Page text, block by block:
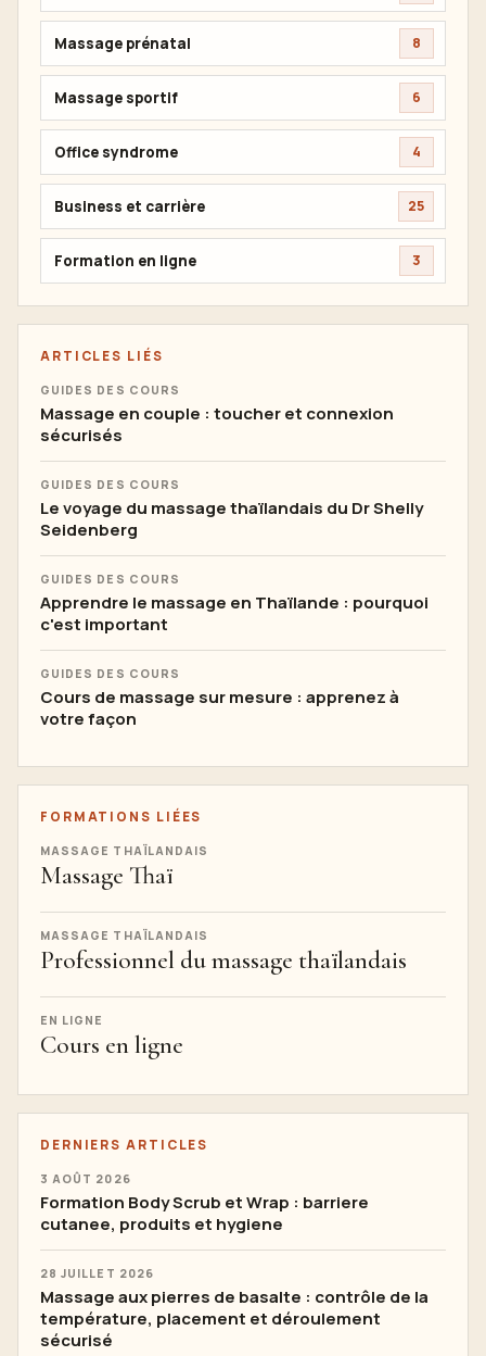
Massage prénatal 8
Massage sportif 6
Office syndrome 4
Business et carrière 25
Formation en ligne 3
ARTICLES LIÉS
GUIDES DES COURS
Massage en couple : toucher et connexion
sécurisés
GUIDES DES COURS
Le voyage du massage thaïlandais du Dr Shelly
Seidenberg
GUIDES DES COURS
Apprendre le massage en Thaïlande : pourquoi
c'est important
GUIDES DES COURS
Cours de massage sur mesure : apprenez à
votre façon
FORMATIONS LIÉES
MASSAGE THAÏLANDAIS
Massage Thaï
MASSAGE THAÏLANDAIS
Professionnel du massage thaïlandais
EN LIGNE
Cours en ligne
DERNIERS ARTICLES
3 AOÛT 2026
Formation Body Scrub et Wrap : barriere
cutanee, produits et hygiene
28 JUILLET 2026
Massage aux pierres de basalte : contrôle de la
température, placement et déroulement
sécurisé